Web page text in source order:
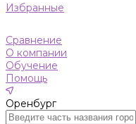
Избранные
Сравнение
О компании
Обучение
Помощь
Оренбург